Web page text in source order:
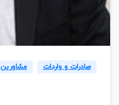
صادرات و واردات مشاورین